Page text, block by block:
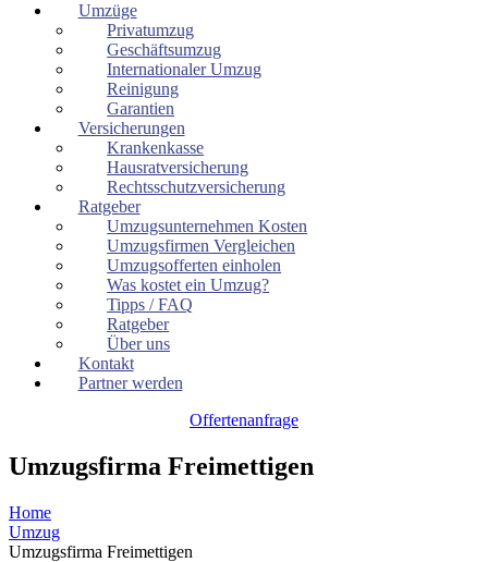
Umzüge
Privatumzug
Geschäftsumzug
Internationaler Umzug
Reinigung
Garantien
Versicherungen
Krankenkasse
Hausratversicherung
Rechtsschutzversicherung
Ratgeber
Umzugsunternehmen Kosten
Umzugsfirmen Vergleichen
Umzugsofferten einholen
Was kostet ein Umzug?
Tipps / FAQ
Ratgeber
Über uns
Kontakt
Partner werden
Offertenanfrage
Umzugsfirma Freimettigen
Home
Umzug
Umzugsfirma Freimettigen